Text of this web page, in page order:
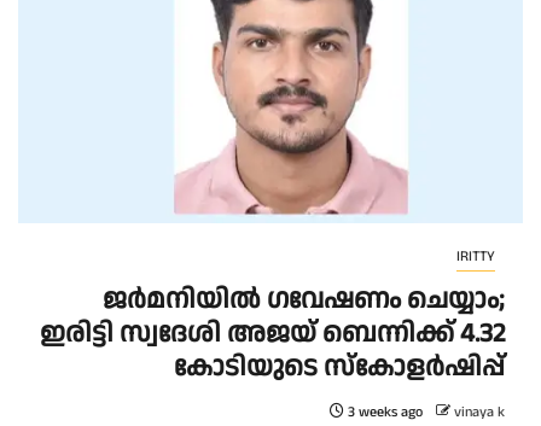
IRITTY
ജർമനിയിൽ ഗവേഷണം ചെയ്യാം;
ഇരിട്ടി സ്വദേശി അജയ് ബെന്നിക്ക് 4.32
കോടിയുടെ സ്‌കോളർഷിപ്പ്
3 weeks ago vinaya k